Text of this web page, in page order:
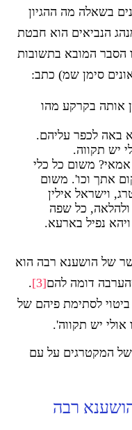
בשאלה מה ההגיון
הנביאים הוא חבטת
הסבר המובא בתשובות
סימן שמ) כתב:
אותה בקרקע מהו
באה לכפר עליהם.
יש תקווה.
משום כל כלי
אתך וכו'. משום
וישראל אילין
ולהלאה, כל שפה
נפיל בארעא.
של הושענא רבה הוא
דומה להם[3]
.
לסתימת פיהם של
אולי יש תקווה'.
של המקטרגים על עם
רבה